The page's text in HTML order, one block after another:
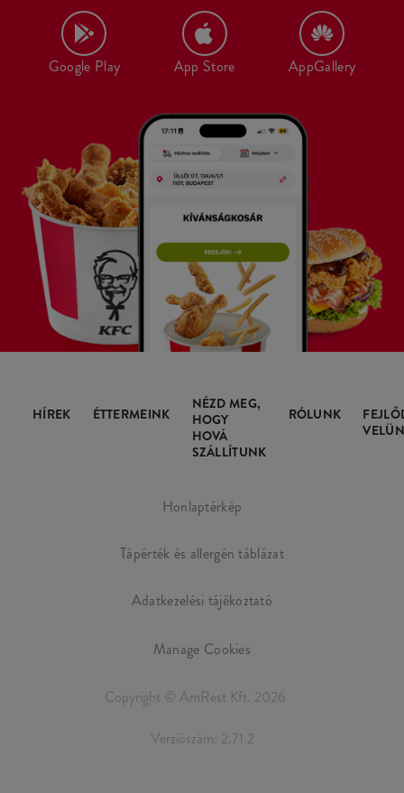
Google Play App Store AppGallery
HÍREK ÉTTERMEINK
NÉZD MEG,
HOGY
HOVÁ
SZÁLLÍTUNK
RÓLUNK
Honlaptérkép
Tápérték és allergén táblázat
Adatkezelési tájékoztató
Manage Cookies
Copyright © AmRest Kft. 2026
Verziószám: 2.71.2